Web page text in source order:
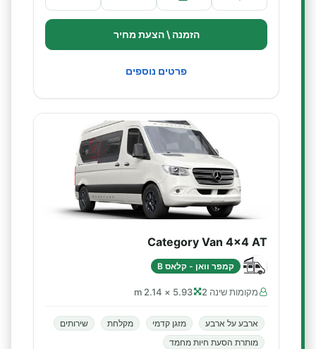
הזמנה \ הצעת מחיר
פרטים נוספים
Category Van 4x4 AT
קמפר וואן - קלאס B
מקומות שינה 2 5.93 × 2.14 m
ארבע על ארבע מזגן קדמי מקלחת
שירותים
מותרת הסעת חיות מחמד